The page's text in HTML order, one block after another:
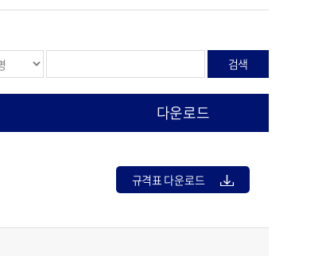
검색
다운로드
규격표 다운로드